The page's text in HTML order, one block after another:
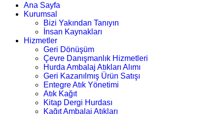
Ana Sayfa
Kurumsal
Bizi Yakından Tanıyın
İnsan Kaynakları
Hizmetler
Geri Dönüşüm
Çevre Danışmanlık Hizmetleri
Hurda Ambalaj Atıkları Alımı
Geri Kazanılmış Ürün Satışı
Entegre Atık Yönetimi
Atık Kağıt
Kitap Dergi Hurdası
Kağıt Ambalaj Atıkları